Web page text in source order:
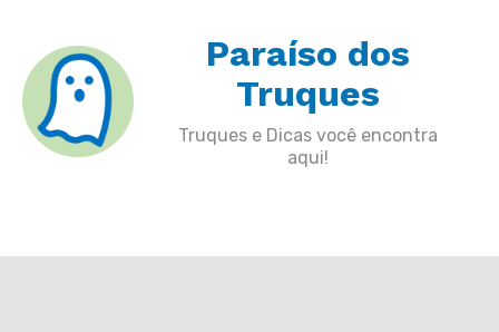
content
Paraíso dos
Truques
Truques e Dicas você encontra
aqui!